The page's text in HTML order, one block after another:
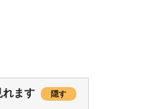
れます 隠す